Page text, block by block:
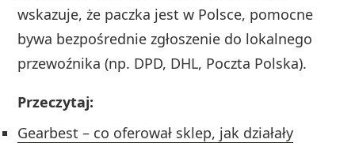
wskazuje, że paczka jest w Polsce, pomocne
bywa bezpośrednie zgłoszenie do lokalnego
przewoźnika (np. DPD, DHL, Poczta Polska).
Przeczytaj:
Gearbest – co oferował sklep, jak działały